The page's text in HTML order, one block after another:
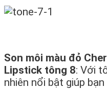
Son môi màu đỏ
Lipstick tông 8: Với
nhiên nổi bật giúp